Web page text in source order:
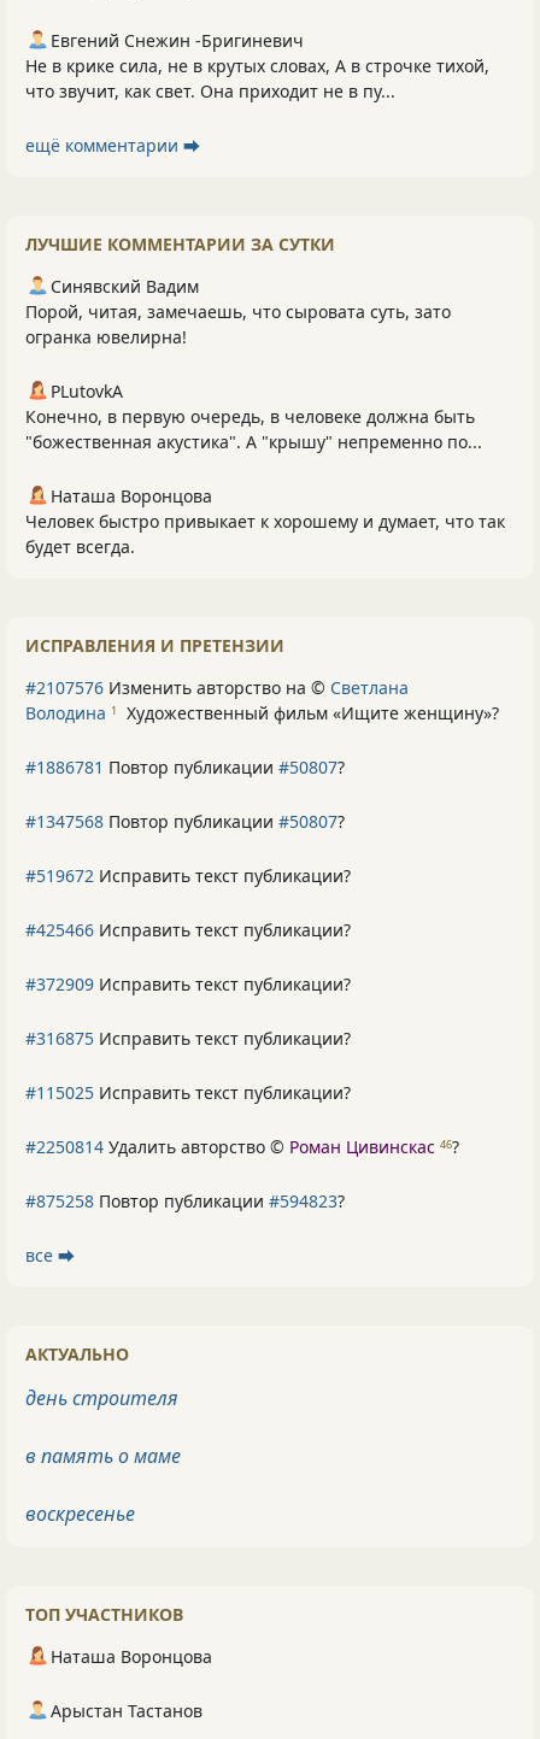
Евгений Снежин -Бригиневич
Не в крике сила, не в крутых словах, А в строчке тихой,
что звучит, как свет. Она приходит не в пу...
ещё комментарии ⮕
ЛУЧШИЕ КОММЕНТАРИИ ЗА СУТКИ
Синявский Вадим
Порой, читая, замечаешь, что сыровата суть, зато
огранка ювелирна!
PLutоvkА
Конечно, в первую очередь, в человеке должна быть
"божественная акустика". А "крышу" непременно по...
Наташа Воронцова
Человек быстро привыкает к хорошему и думает, что так
будет всегда.
ИСПРАВЛЕНИЯ И ПРЕТЕНЗИИ
#2107576 Изменить авторство на © Светлана
Володина 1 Художественный фильм «Ищите женщину»?
#1886781 Повтор публикации #50807?
#1347568 Повтор публикации #50807?
#519672 Исправить текст публикации?
#425466 Исправить текст публикации?
#372909 Исправить текст публикации?
#316875 Исправить текст публикации?
#115025 Исправить текст публикации?
#2250814 Удалить авторство © Роман Цивинскас 46?
#875258 Повтор публикации #594823?
все ⮕
АКТУАЛЬНО
день строителя
в память о маме
воскресенье
ТОП УЧАСТНИКОВ
Наташа Воронцова
Арыстан Тастанов